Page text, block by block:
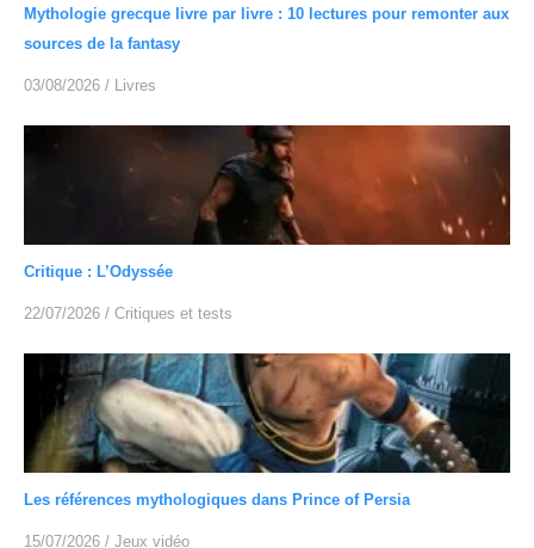
Mythologie grecque livre par livre : 10 lectures pour remonter aux
sources de la fantasy
03/08/2026 / Livres
Critique : L’Odyssée
22/07/2026 / Critiques et tests
Les références mythologiques dans Prince of Persia
15/07/2026 / Jeux vidéo